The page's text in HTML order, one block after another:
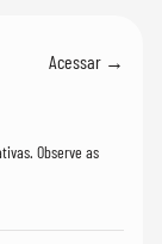
Acessar →
Observe as